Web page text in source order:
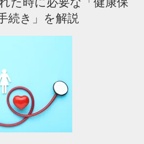
続き」を解説